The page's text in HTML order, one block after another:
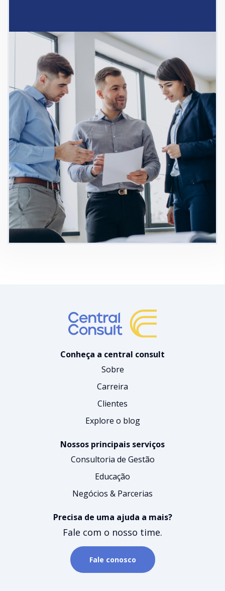
Conheça a central consult
Sobre
Carreira
Clientes
Explore o blog
Nossos principais serviços
Consultoria de Gestão
Educação
Negócios & Parcerias
Precisa de uma ajuda a mais?
Fale com o nosso time.
Fale conosco